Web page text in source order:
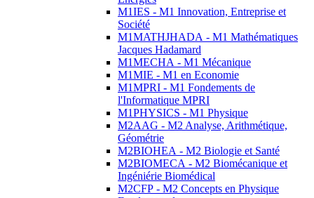
M1IES - M1 Innovation, Entreprise et
Société
M1MATHJHADA - M1 Mathématiques
Jacques Hadamard
M1MECHA - M1 Mécanique
M1MIE - M1 en Economie
M1MPRI - M1 Fondements de
l'Informatique MPRI
M1PHYSICS - M1 Physique
M2AAG - M2 Analyse, Arithmétique,
Géométrie
M2BIOHEA - M2 Biologie et Santé
M2BIOMECA - M2 Biomécanique et
Ingéniérie Biomédical
M2CFP - M2 Concepts en Physique